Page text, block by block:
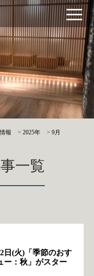
報 >2025年 >9月
一覧
日(火)「季節のおす
ー：秋」がスター